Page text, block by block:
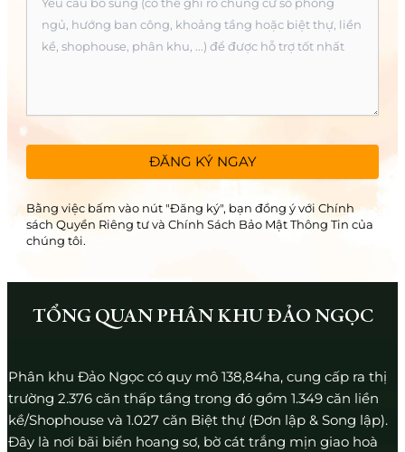
Bằng việc bấm vào nút "Đăng ký", bạn đồng ý với Chính
sách Quyền Riêng tư và Chính Sách Bảo Mật Thông Tin của
chúng tôi.
TỔNG QUAN PHÂN KHU ĐẢO NGỌC
Phân khu Đảo Ngọc có quy mô 138,84ha, cung cấp ra thị
trường 2.376 căn thấp tầng trong đó gồm 1.349 căn liền
kề/Shophouse và 1.027 căn Biệt thự (Đơn lập & Song lập).
Đây là nơi bãi biển hoang sơ, bờ cát trắng mịn giao hoà